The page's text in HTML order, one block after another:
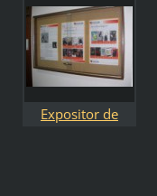
Expositor de